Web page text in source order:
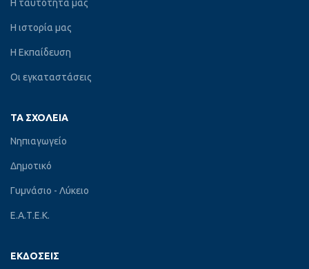
Η ταυτότητα μας
Η ιστορία μας
Η Εκπαίδευση
Οι εγκαταστάσεις
ΤΑ ΣΧΟΛΕΊΑ
Νηπιαγωγείο
Δημοτικό
Γυμνάσιο - Λύκειο
Ε.Α.Τ.Ε.Κ.
ΕΚΔΌΣΕΙΣ